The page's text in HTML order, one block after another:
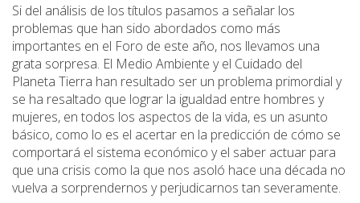
Si del análisis de los títulos pasamos a señalar los
problemas que han sido abordados como más
importantes en el Foro de este año, nos llevamos una
grata sorpresa. El Medio Ambiente y el Cuidado del
Planeta Tierra han resultado ser un problema primordial y
se ha resaltado que lograr la igualdad entre hombres y
mujeres, en todos los aspectos de la vida, es un asunto
básico, como lo es el acertar en la predicción de cómo se
comportará el sistema económico y el saber actuar para
que una crisis como la que nos asoló hace una década no
vuelva a sorprendernos y perjudicarnos tan severamente.